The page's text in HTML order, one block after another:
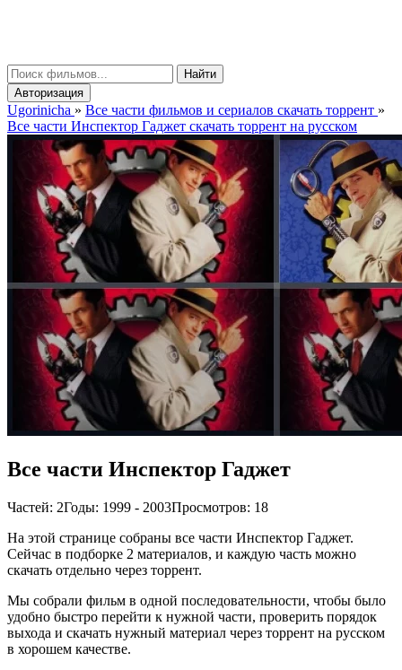
Найти
Авторизация
Ugorinicha » Все части фильмов и сериалов скачать торрент »
Все части Инспектор Гаджет скачать торрент на русском
Все части Инспектор Гаджет
Частей: 2Годы: 1999 - 2003Просмотров: 18
На этой странице собраны все части Инспектор Гаджет.
Сейчас в подборке 2 материалов, и каждую часть можно
скачать отдельно через торрент.
Мы собрали фильм в одной последовательности, чтобы было
удобно быстро перейти к нужной части, проверить порядок
выхода и скачать нужный материал через торрент на русском
в хорошем качестве.